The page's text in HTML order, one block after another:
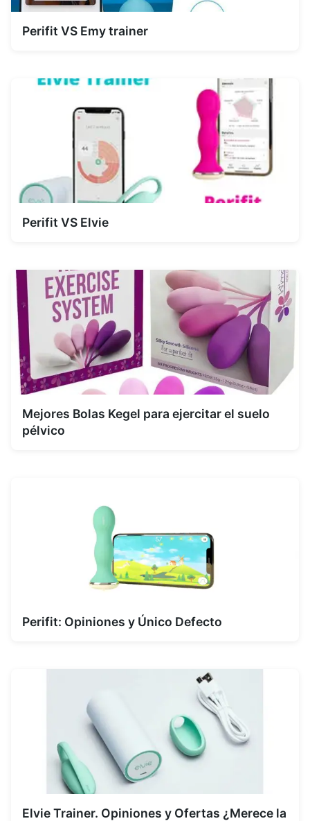
Perifit VS Emy trainer
Perifit VS Elvie
Mejores Bolas Kegel para ejercitar el suelo
pélvico
Perifit: Opiniones y Único Defecto
Elvie Trainer. Opiniones y Ofertas ¿Merece la